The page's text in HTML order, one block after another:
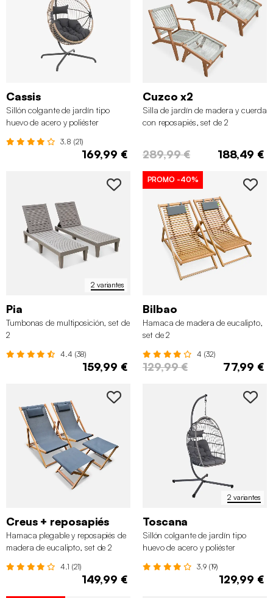
Cassis
Sillón colgante de jardín tipo
huevo de acero y poliéster
3.8 (21)
169,99 €
Cuzco x2
Silla de jardín de madera y cuerda
con reposapiés, set de 2
289,99 € 188,49 €
2 variantes
Pia
Tumbonas de multiposición, set de
2
4.4 (38)
159,99 €
PROMO -40%
Bilbao
Hamaca de madera de eucalipto,
set de 2
4 (32)
129,99 € 77,99 €
Creus + reposapiés
Hamaca plegable y reposapiés de
madera de eucalipto, set de 2
4.1 (21)
149,99 €
2 variantes
Toscana
Sillón colgante de jardín tipo
huevo de acero y poliéster
3.9 (19)
129,99 €